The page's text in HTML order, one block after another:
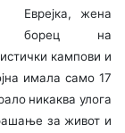
Еврејка, жена
борец на
кампови и
имала само 17
никаква улога
за живот и